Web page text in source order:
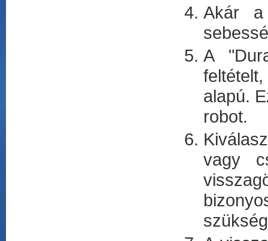
Akár a
A
alapú.
robot.
vagy